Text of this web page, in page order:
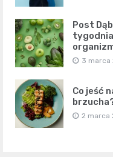
Post
3 marca
Co jeść
2 marca